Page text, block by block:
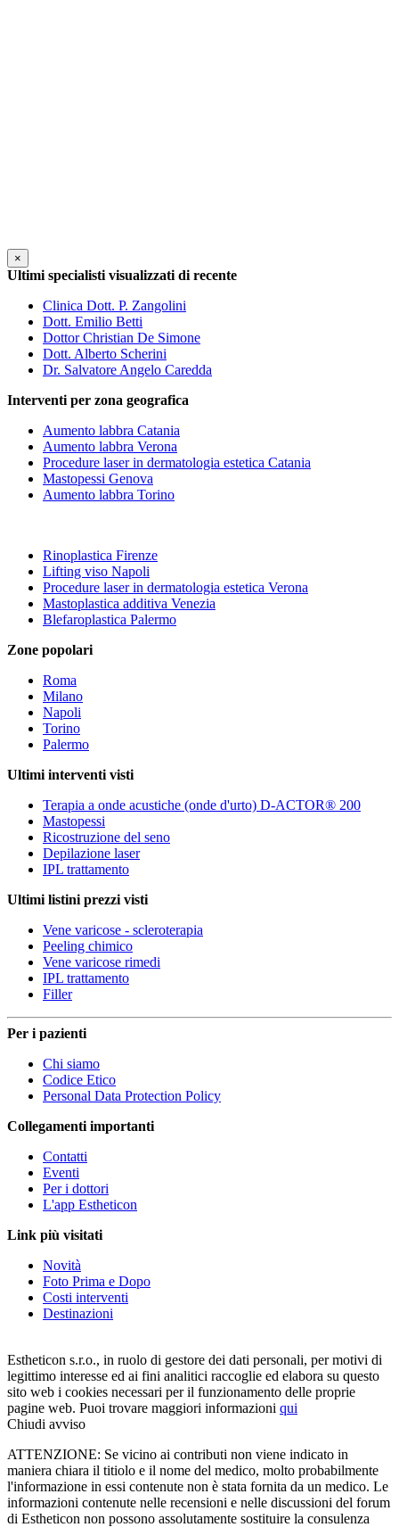
×
Ultimi specialisti visualizzati di recente
Clinica Dott. P. Zangolini
Dott. Emilio Betti
Dottor Christian De Simone
Dott. Alberto Scherini
Dr. Salvatore Angelo Caredda
Interventi per zona geografica
Aumento labbra Catania
Aumento labbra Verona
Procedure laser in dermatologia estetica Catania
Mastopessi Genova
Aumento labbra Torino
Rinoplastica Firenze
Lifting viso Napoli
Procedure laser in dermatologia estetica Verona
Mastoplastica additiva Venezia
Blefaroplastica Palermo
Zone popolari
Roma
Milano
Napoli
Torino
Palermo
Ultimi interventi visti
Terapia a onde acustiche (onde d'urto) D-ACTOR® 200
Mastopessi
Ricostruzione del seno
Depilazione laser
IPL trattamento
Ultimi listini prezzi visti
Vene varicose - scleroterapia
Peeling chimico
Vene varicose rimedi
IPL trattamento
Filler
Per i pazienti
Chi siamo
Codice Etico
Personal Data Protection Policy
Collegamenti importanti
Contatti
Eventi
Per i dottori
L'app Estheticon
Link più visitati
Novità
Foto Prima e Dopo
Costi interventi
Destinazioni
Estheticon s.r.o., in ruolo di gestore dei dati personali, per motivi di
legittimo interesse ed ai fini analitici raccoglie ed elabora su questo
sito web i cookies necessari per il funzionamento delle proprie
pagine web. Puoi trovare maggiori informazioni qui
Chiudi avviso
ATTENZIONE: Se vicino ai contributi non viene indicato in
maniera chiara il titiolo e il nome del medico, molto probabilmente
l'informazione in essi contenute non è stata fornita da un medico. Le
informazioni contenute nelle recensioni e nelle discussioni del forum
di Estheticon non possono assolutamente sostituire la consulenza